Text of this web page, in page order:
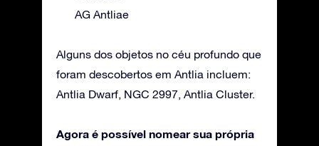
AG Antliae
Alguns dos objetos no céu profundo que
foram descobertos em Antlia incluem:
Antlia Dwarf, NGC 2997, Antlia Cluster.
Agora é possível nomear sua própria